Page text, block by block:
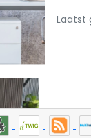
Laatst